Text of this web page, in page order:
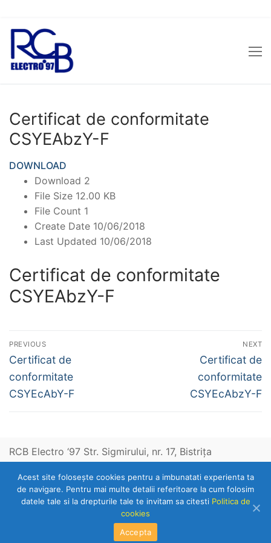
Sari
conținut
Certificat de conformitate
CSYEAbzY-F
DOWNLOAD
Download 2
File Size 12.00 KB
File Count 1
Create Date 10/06/2018
Last Updated 10/06/2018
Certificat de conformitate
CSYEAbzY-F
Navigare
în
articole
PREVIOUS
Previous
post:
Certificat de
conformitate
CSYEcAbY-F
NEXT
Next
post:
Certificat de
conformitate
CSYEcAbzY-F
RCB Electro ‘97 Str. Sigmirului, nr. 17, Bistriţa
Telefon: 0263-236153
Copyright © 2026 RCB Electro 97
Acest site foloseşte cookies pentru a imbunatati experienta ta
de navigare. Pentru mai multe detalii referitoare la cum folosim
datele tale si la drepturile tale te invitam sa citesti Politica de
cookies
Accepta